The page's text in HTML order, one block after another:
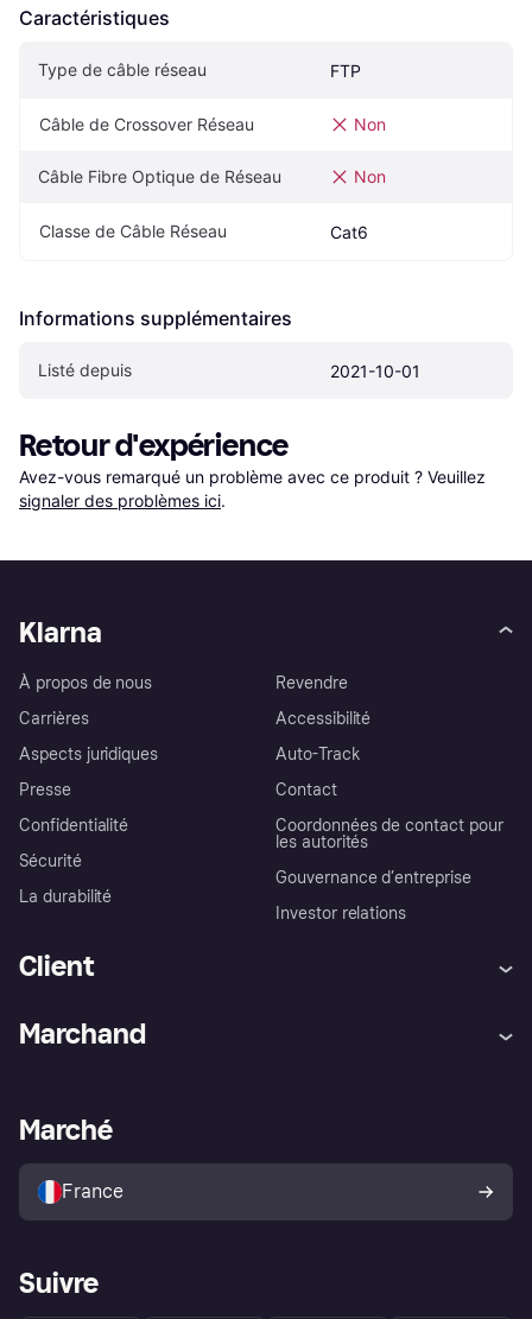
Caractéristiques
Type de câble réseau FTP
Câble de Crossover Réseau Non
Câble Fibre Optique de Réseau Non
Classe de Câble Réseau Cat6
Informations supplémentaires
Listé depuis 2021-10-01
Retour d'expérience
Avez-vous remarqué un problème avec ce produit ? Veuillez
signaler des problèmes ici.
Klarna
À propos de nous
Carrières
Aspects juridiques
Presse
Confidentialité
Sécurité
La durabilité
Revendre
Accessibilité
Auto-Track
Contact
Coordonnées de contact pour
les autorités
Gouvernance d’entreprise
Investor relations
Client
Explorez les magasins
Politique de protection de
l’acheteur Klarna
Marchand
Portail Marchand
Marché
France
Suivre